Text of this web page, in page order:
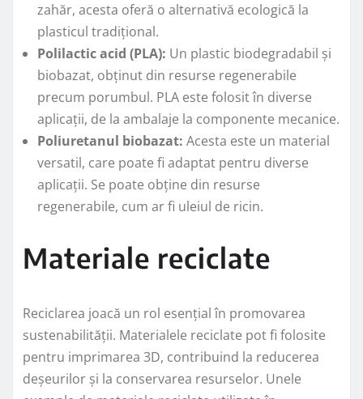
zahăr, acesta oferă o alternativă ecologică la
plasticul tradițional.
Polilactic acid (PLA): Un plastic biodegradabil și
biobazat, obținut din resurse regenerabile
precum porumbul. PLA este folosit în diverse
aplicații, de la ambalaje la componente mecanice.
Poliuretanul biobazat: Acesta este un material
versatil, care poate fi adaptat pentru diverse
aplicații. Se poate obține din resurse
regenerabile, cum ar fi uleiul de ricin.
Materiale reciclate
Reciclarea joacă un rol esențial în promovarea
sustenabilității. Materialele reciclate pot fi folosite
pentru imprimarea 3D, contribuind la reducerea
deșeurilor și la conservarea resurselor. Unele